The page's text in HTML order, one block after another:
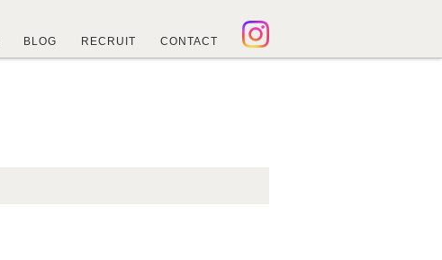
BLOG RECRUIT CONTACT